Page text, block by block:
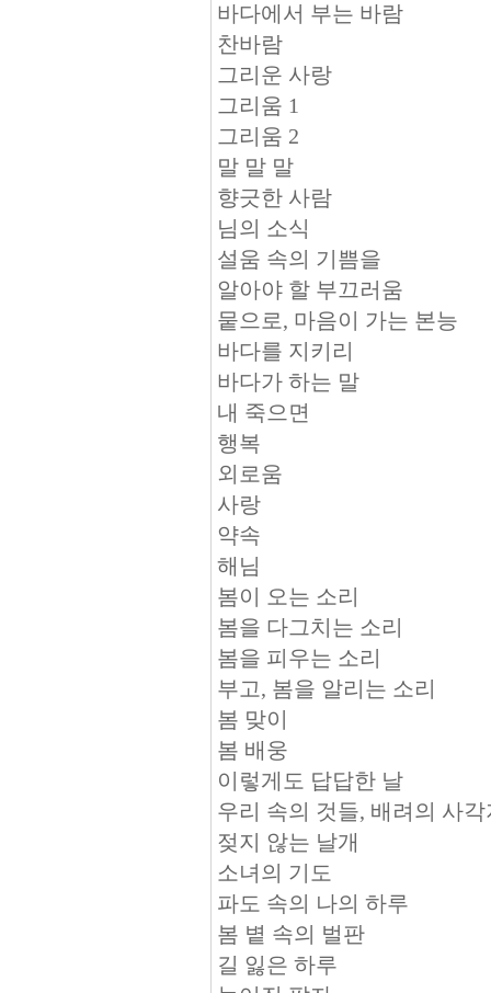
바다에서 부는 바람
찬바람
그리운 사랑
그리움 1
그리움 2
말 말 말
향긋한 사람
님의 소식
설움 속의 기쁨을
알아야 할 부끄러움
뭍으로, 마음이 가는 본능
바다를 지키리
바다가 하는 말
내 죽으면
행복
외로움
사랑
약속
해님
봄이 오는 소리
봄을 다그치는 소리
봄을 피우는 소리
부고, 봄을 알리는 소리
봄 맞이
봄 배웅
이렇게도 답답한 날
우리 속의 것들, 배려의 사각
젖지 않는 날개
소녀의 기도
파도 속의 나의 하루
봄 볕 속의 벌판
길 잃은 하루